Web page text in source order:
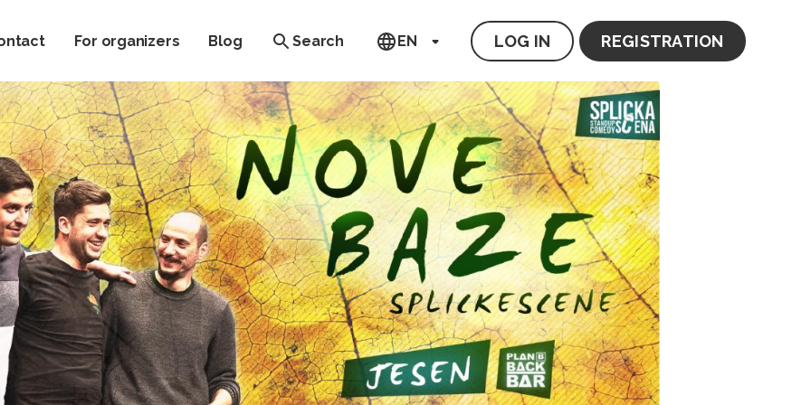
For organizers Blog Search EN LOG IN REGISTRATION